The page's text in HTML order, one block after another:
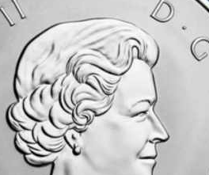
מציג את הוד מלכותה המלכה
₪ להזמנה מיוחדת
המחיר עשוי להשתנות בהתאם
יכול לנוע בין 15% ל-35%.